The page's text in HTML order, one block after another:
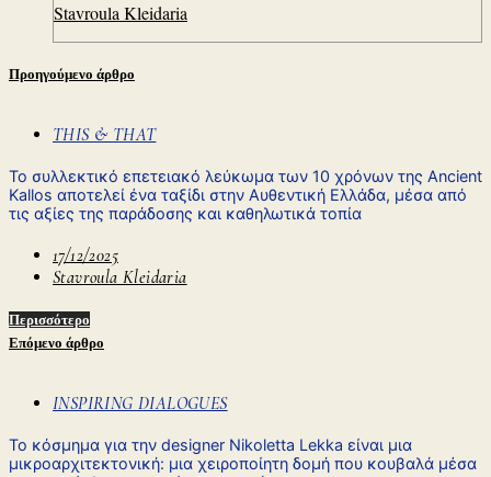
Stavroula Kleidaria
Προηγούμενο άρθρο
THIS & THAT
Το συλλεκτικό επετειακό λεύκωμα των 10 χρόνων της Ancient
Kallos αποτελεί ένα ταξίδι στην Αυθεντική Ελλάδα, μέσα από
τις αξίες της παράδοσης και καθηλωτικά τοπία
17/12/2025
Stavroula Kleidaria
Περισσότερο
Επόμενο άρθρο
INSPIRING DIALOGUES
Το κόσμημα για την designer Nikoletta Lekka είναι μια
μικροαρχιτεκτονική: μια χειροποίητη δομή που κουβαλά μέσα